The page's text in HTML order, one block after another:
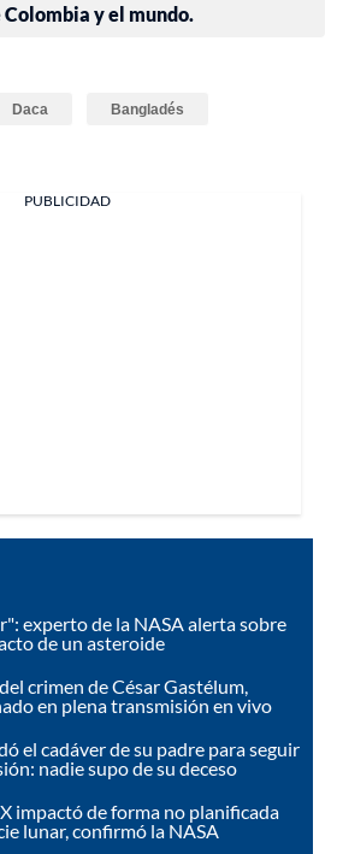
y el mundo.
Daca Bangladés
PUBLICIDAD
experto de la NASA alerta sobre
de un asteroide
crimen de César Gastélum,
en plena transmisión en vivo
el cadáver de su padre para seguir
nadie supo de su deceso
impactó de forma no planificada
lunar, confirmó la NASA